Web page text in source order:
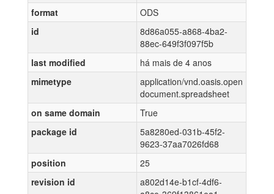
format
ODS
id
8d86a055-a868-4ba2-
88ec-649f3f097f5b
last modified
há mais de 4 anos
mimetype
application/vnd.oasis.open
document.spreadsheet
on same domain
True
package id
5a8280ed-031b-45f2-
9623-37aa7026fd68
position
25
revision id
a802d14e-b1cf-4df6-